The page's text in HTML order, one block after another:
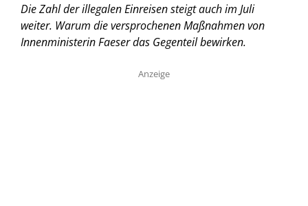
Die Zahl der illegalen Einreisen steigt auch im Juli
weiter. Warum die versprochenen Maßnahmen von
Innenministerin Faeser das Gegenteil bewirken.
Anzeige